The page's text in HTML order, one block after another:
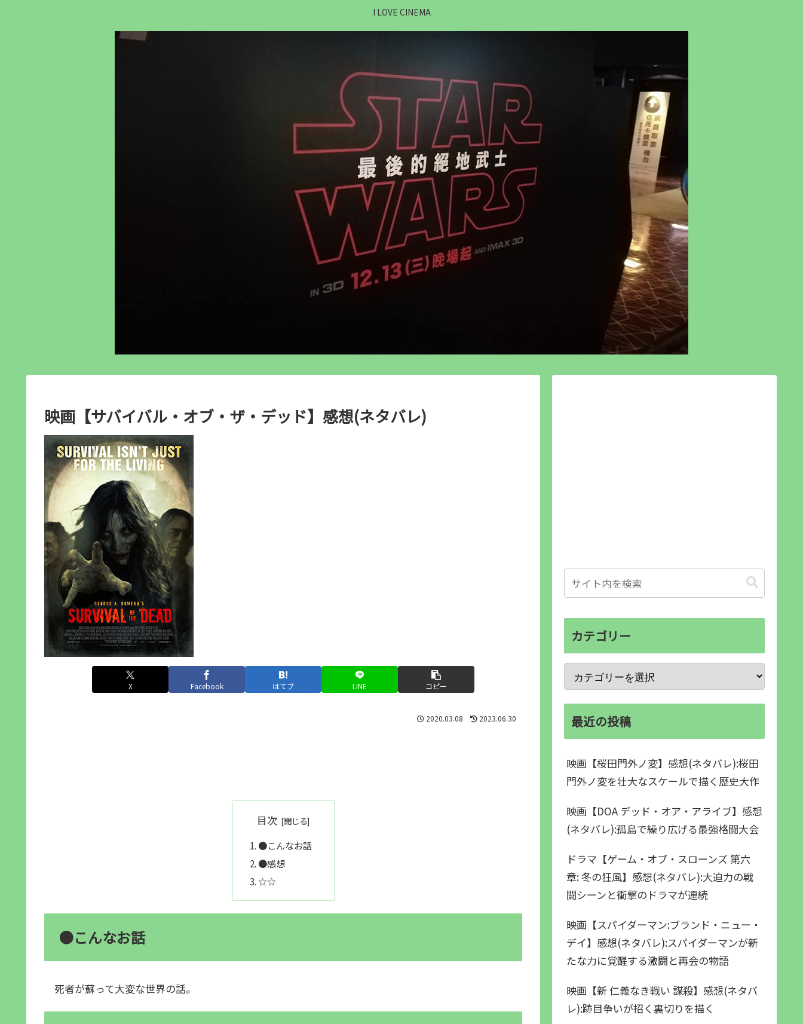
I LOVE CINEMA
映画【サバイバル・オブ・ザ・デッド】感想(ネタバレ)
X Facebook はてブ LINE コピー
2020.03.08 2023.06.30
目次
●こんなお話
●感想
☆☆
●こんなお話
死者が蘇って大変な世界の話。
カテゴリー
最近の投稿
映画【桜田門外ノ変】感想(ネタバレ):桜田
門外ノ変を壮大なスケールで描く歴史大作
映画【DOA デッド・オア・アライブ】感想
(ネタバレ):孤島で繰り広げる最強格闘大会
ドラマ【ゲーム・オブ・スローンズ 第六
章: 冬の狂風】感想(ネタバレ):大迫力の戦
闘シーンと衝撃のドラマが連続
映画【スパイダーマン:ブランド・ニュー・
デイ】感想(ネタバレ):スパイダーマンが新
たな力に覚醒する激闘と再会の物語
映画【新 仁義なき戦い 謀殺】感想(ネタバ
レ):跡目争いが招く裏切りを描く